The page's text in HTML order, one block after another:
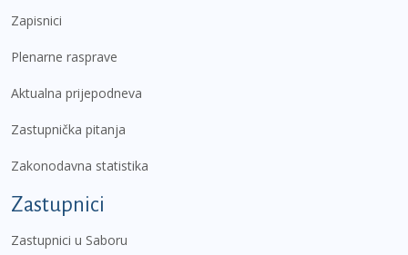
Zapisnici
Plenarne rasprave
Aktualna prijepodneva
Zastupnička pitanja
Zakonodavna statistika
Zastupnici
Zastupnici u Saboru